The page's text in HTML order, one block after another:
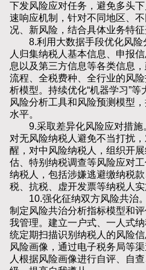
下发风险应对任务，避免多头
速响应机制，针对不同地区、
况、新风险，结合具体业务特征
8.利用大数据手段优化风险
人归集纳税人基本信息、申报
息以及第三方信息等各类信息
流程、全税费种、全行业的风
析模型。持续优化“机器学习”
风险分析工具和风险预测模型
水平。
9.采取差异化风险应对措施
对无风险纳税人避免不当打扰
醒，对中风险纳税人，组织开
估、特别纳税调查等风险应对
纳税人，包括涉嫌逃避缴纳税
税、抗税、虚开发票等纳税人实
10.强化征纳双方风险共治。
制定风险共治分析指标模型和
我管理。建立一户式、一人式
统定期扫描识别纳税人的风险
风险画像，通过电子税务局等
人根据风险画像进行自评、自